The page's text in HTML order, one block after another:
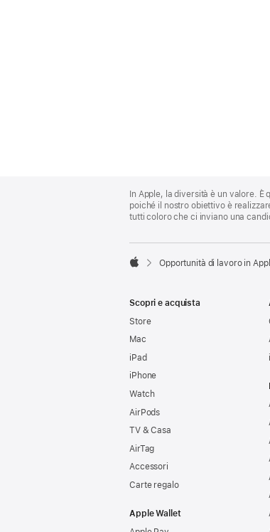
Footer
In Apple, la diversità è un valore.
poiché il nostro obiettivo è
tutti coloro che ci inviano una

Opportunità di lavoro in
Scopri e acquista
Store
Mac
iPad
iPhone
Watch
AirPods
TV & Casa
AirTag
Accessori
Carte regalo
Apple Wallet